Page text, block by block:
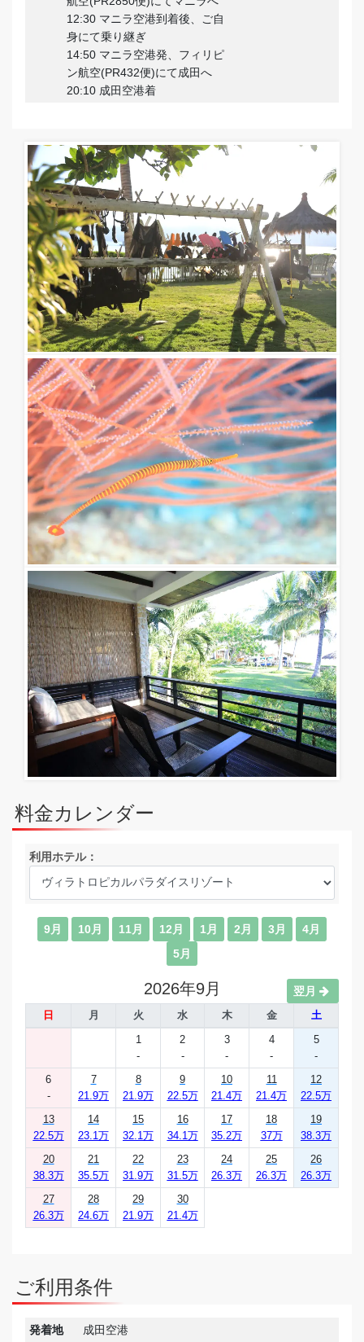
12:30 マニラ空港到着後、ご自
身にて乗り継ぎ
14:50 マニラ空港発、フィリピ
ン航空(PR432便)にて成田へ
20:10 成田空港着
料金カレンダー
利用ホテル：
9月 10月 11月 12月 1月 2月 3月
4月
5月
2026年9月 翌月
日 月 火 水 木 金
土
1
-
2
-
3
-
4
-
5
-
6
-
7
21.9万
8
21.9万
9
22.5万
10
21.4万
11
21.4万
12
22.5万
13
22.5万
14
23.1万
15
32.1万
16
34.1万
17
35.2万
18
37万
19
38.3万
20
38.3万
21
35.5万
22
31.9万
23
31.5万
24
26.3万
25
26.3万
26
26.3万
27
26.3万
28
24.6万
29
21.9万
30
21.4万
ご利用条件
発着地
成田空港